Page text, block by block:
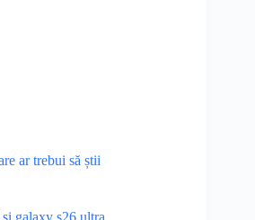
ar trebui să știi